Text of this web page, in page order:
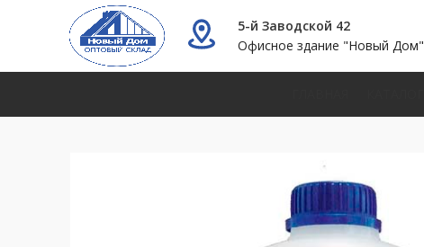
5-й Заводской 42
Офисное здание "Новый Дом"